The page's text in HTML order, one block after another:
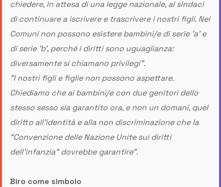
chiedere, in attesa di una legge nazionale, ai sindaci
di continuare a iscrivere e trascrivere i nostri figli. Nei
Comuni non possono esistere bambini/e di serie 'a' e
di serie 'b', perché i diritti sono uguaglianza:
diversamente si chiamano privilegi".
"I nostri figli e figlie non possono aspettare.
Chiediamo che ai bambini/e con due genitori dello
stesso sesso sia garantito ora, e non un domani, quel
diritto all’identità e alla non discriminazione che la
“Convenzione delle Nazione Unite sui diritti
dell’infanzia” dovrebbe garantire".
Biro come simbolo